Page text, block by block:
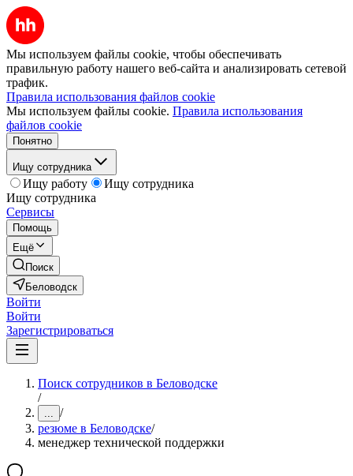
Мы используем файлы cookie, чтобы обеспечивать
правильную работу нашего веб-сайта и анализировать сетевой
трафик.
Правила использования файлов cookie
Мы используем файлы cookie. Правила использования
файлов cookie
Понятно
Ищу сотрудника
Ищу работу
Ищу сотрудника
Ищу сотрудника
Сервисы
Помощь
Ещё
Поиск
Беловодск
Войти
Войти
Зарегистрироваться
Поиск сотрудников в Беловодске
/
... /
резюме в Беловодске/
менеджер технической поддержки